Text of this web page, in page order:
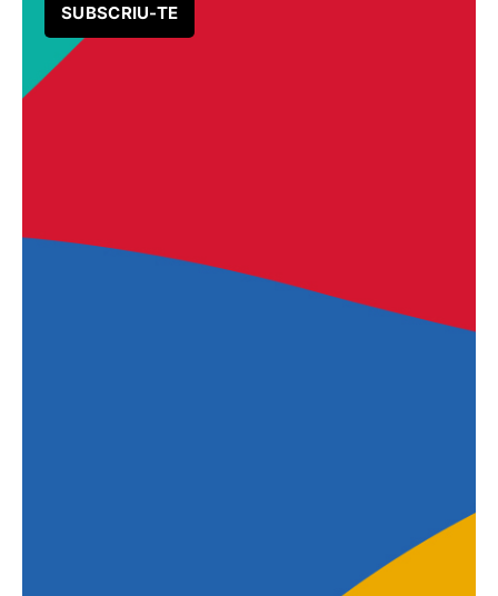
SUBSCRIU-TE